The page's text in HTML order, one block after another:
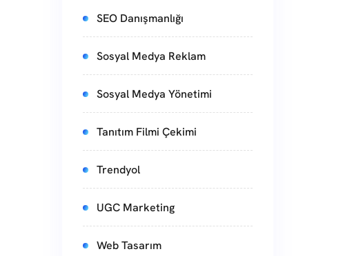
SEO Danışmanlığı
Sosyal Medya Reklam
Sosyal Medya Yönetimi
Tanıtım Filmi Çekimi
Trendyol
UGC Marketing
Web Tasarım